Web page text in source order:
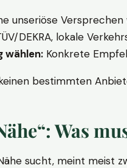
unseriöse
DEKRA, lokale
wählen: Konkrete
bestimmten
Was
sucht, meint meist